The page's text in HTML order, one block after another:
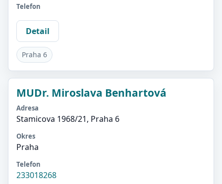
Telefon
Detail
Praha 6
MUDr. Miroslava Benhartová
Adresa
Stamicova 1968/21, Praha 6
Okres
Praha
Telefon
233018268